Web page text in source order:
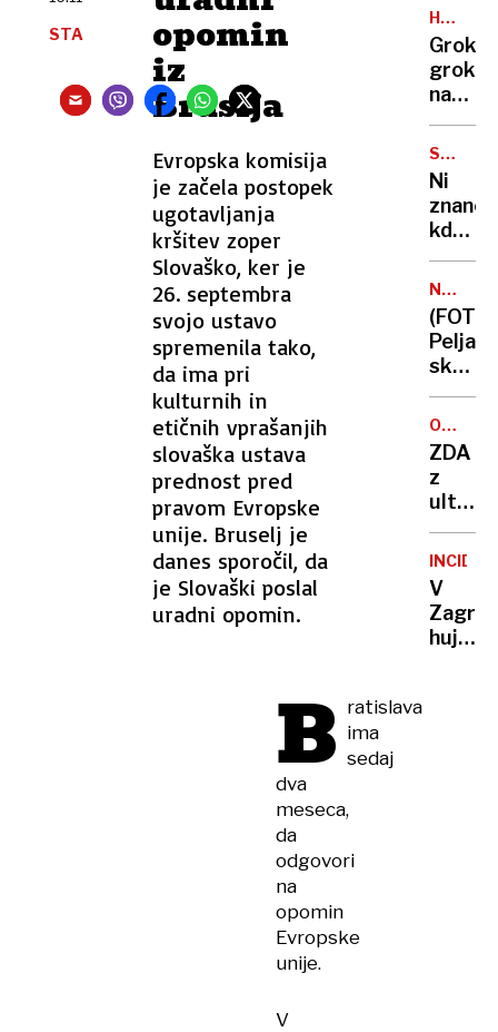
opomin
iz
Bruslja
Evropska komisija
je začela postopek
ugotavljanja
kršitev zoper
Slovaško, ker je
26. septembra
svojo ustavo
spremenila tako,
da ima pri
kulturnih in
etičnih vprašanjih
slovaška ustava
prednost pred
pravom Evropske
unije. Bruselj je
danes sporočil, da
je Slovaški poslal
uradni opomin.
STA
B ratislava
ima
sedaj
dva
meseca,
da
odgovori
na
opomin
Evropske
unije.
V
svojih
izjav:
»To
je
kako
nizko
smo
padli«
UI
Grok,
grok
na
spletu,
povej,
kdo
je
Elon
Musk,
SNG
DRAMA
Ni
znano,
kdo
bo
po 1.
vodil
Dramo
NA
(FOTO)
Peljal
skozi
rdečo
in se
vozilo
odbilo
v
pešca,
ki je
huje
ZDA
z
okvirni
načrt
ali
pa …
V
huje